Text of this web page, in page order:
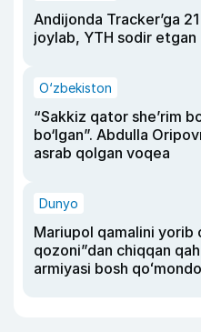
Andijonda Tracker’ga
joylab, YTH sodir etgan
O‘zbekiston
“Sakkiz qator she’rim
bo‘lgan”. Abdulla
asrab qolgan voqea
Dunyo
Mariupol qamalini yorib
qozoni”dan chiqqan
armiyasi bosh